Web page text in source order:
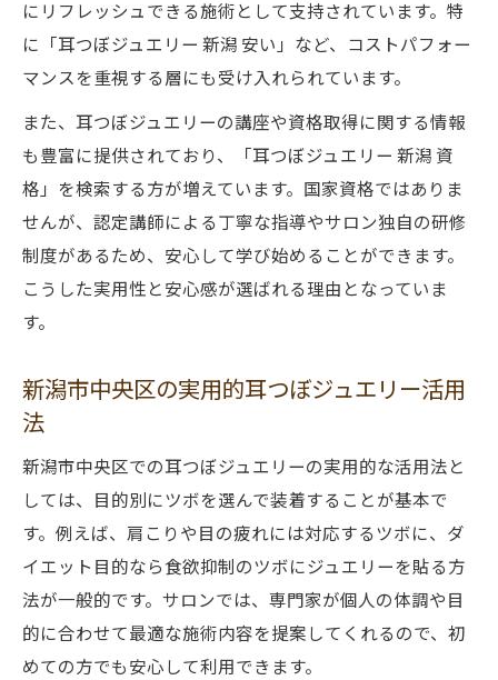
にリフレッシュできる施術として支持されています。特
に「耳つぼジュエリー 新潟 安い」など、コストパフォー
マンスを重視する層にも受け入れられています。
また、耳つぼジュエリーの講座や資格取得に関する情報
も豊富に提供されており、「耳つぼジュエリー 新潟 資
格」を検索する方が増えています。国家資格ではありま
せんが、認定講師による丁寧な指導やサロン独自の研修
制度があるため、安心して学び始めることができます。
こうした実用性と安心感が選ばれる理由となっていま
す。
新潟市中央区の実用的耳つぼジュエリー活用
法
新潟市中央区での耳つぼジュエリーの実用的な活用法と
しては、目的別にツボを選んで装着することが基本で
す。例えば、肩こりや目の疲れには対応するツボに、ダ
イエット目的なら食欲抑制のツボにジュエリーを貼る方
法が一般的です。サロンでは、専門家が個人の体調や目
的に合わせて最適な施術内容を提案してくれるので、初
めての方でも安心して利用できます。